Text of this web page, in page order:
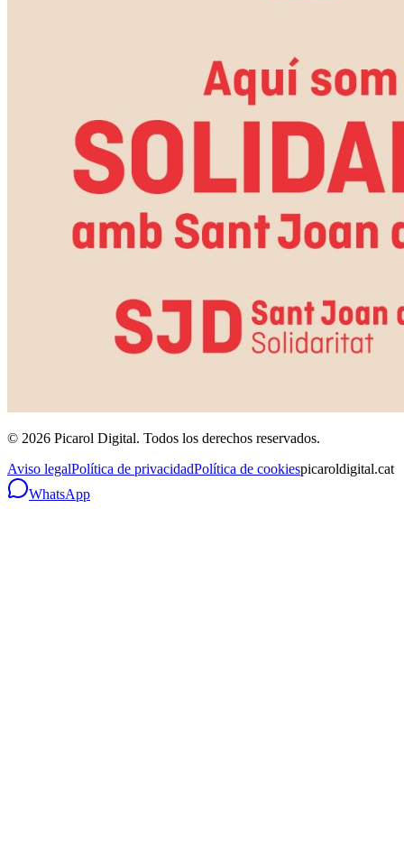
© 2026 Picarol Digital. Todos los derechos reservados.
Aviso legalPolítica de privacidadPolítica de cookiespicaroldigital.cat
WhatsApp